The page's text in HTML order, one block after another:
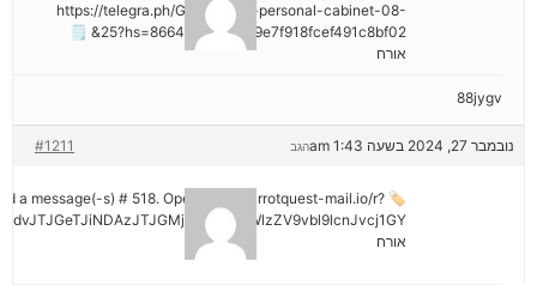
https://telegra.ph/Go-to-your-personal-cabinet-08-
25?hs=8664c520642b9e7f918fcef491c8bf02& 🗒
אורח
88jygv
נובמבר 27, 2024 בשעה 1:43 am #1211 הגב
a message(-s) # 518. Open > out.carrotquest-mail.io/r?
אורח